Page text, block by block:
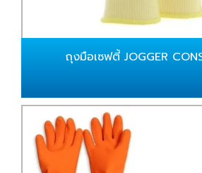
ถุงมือเซฟตี้ JOGGER